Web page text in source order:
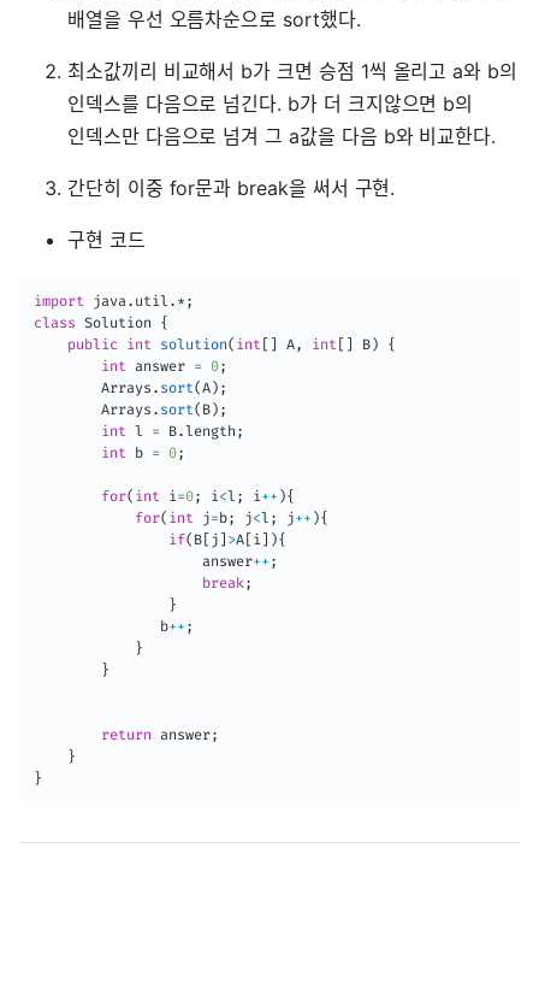
배열을 우선 오름차순으로 sort했다.
최소값끼리 비교해서 b가 크면 승점 1씩 올리고 a와 b의
인덱스를 다음으로 넘긴다. b가 더 크지않으면 b의
인덱스만 다음으로 넘겨 그 a값을 다음 b와 비교한다.
간단히 이중 for문과 break을 써서 구현.
구현 코드
import java . util . * ;
class Solution
{
public
int solution( int A, int B )
{
int answer = 0;
Arrays . sort(A ) ;
Arrays . sort( B ) ;
int l = B.length ;
int b = 0;
for( int i=0; i<l ; i++ ){
for( int j= b; j<l ; j++ ){
if( B j >A i ){
                    answer
++ ;
break;
}
               b
++ ;
}
}
return answer;
}
}